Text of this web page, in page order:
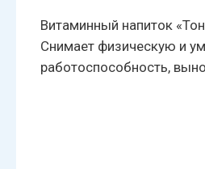
Витаминный напиток
Снимает физическую и
работоспособность,